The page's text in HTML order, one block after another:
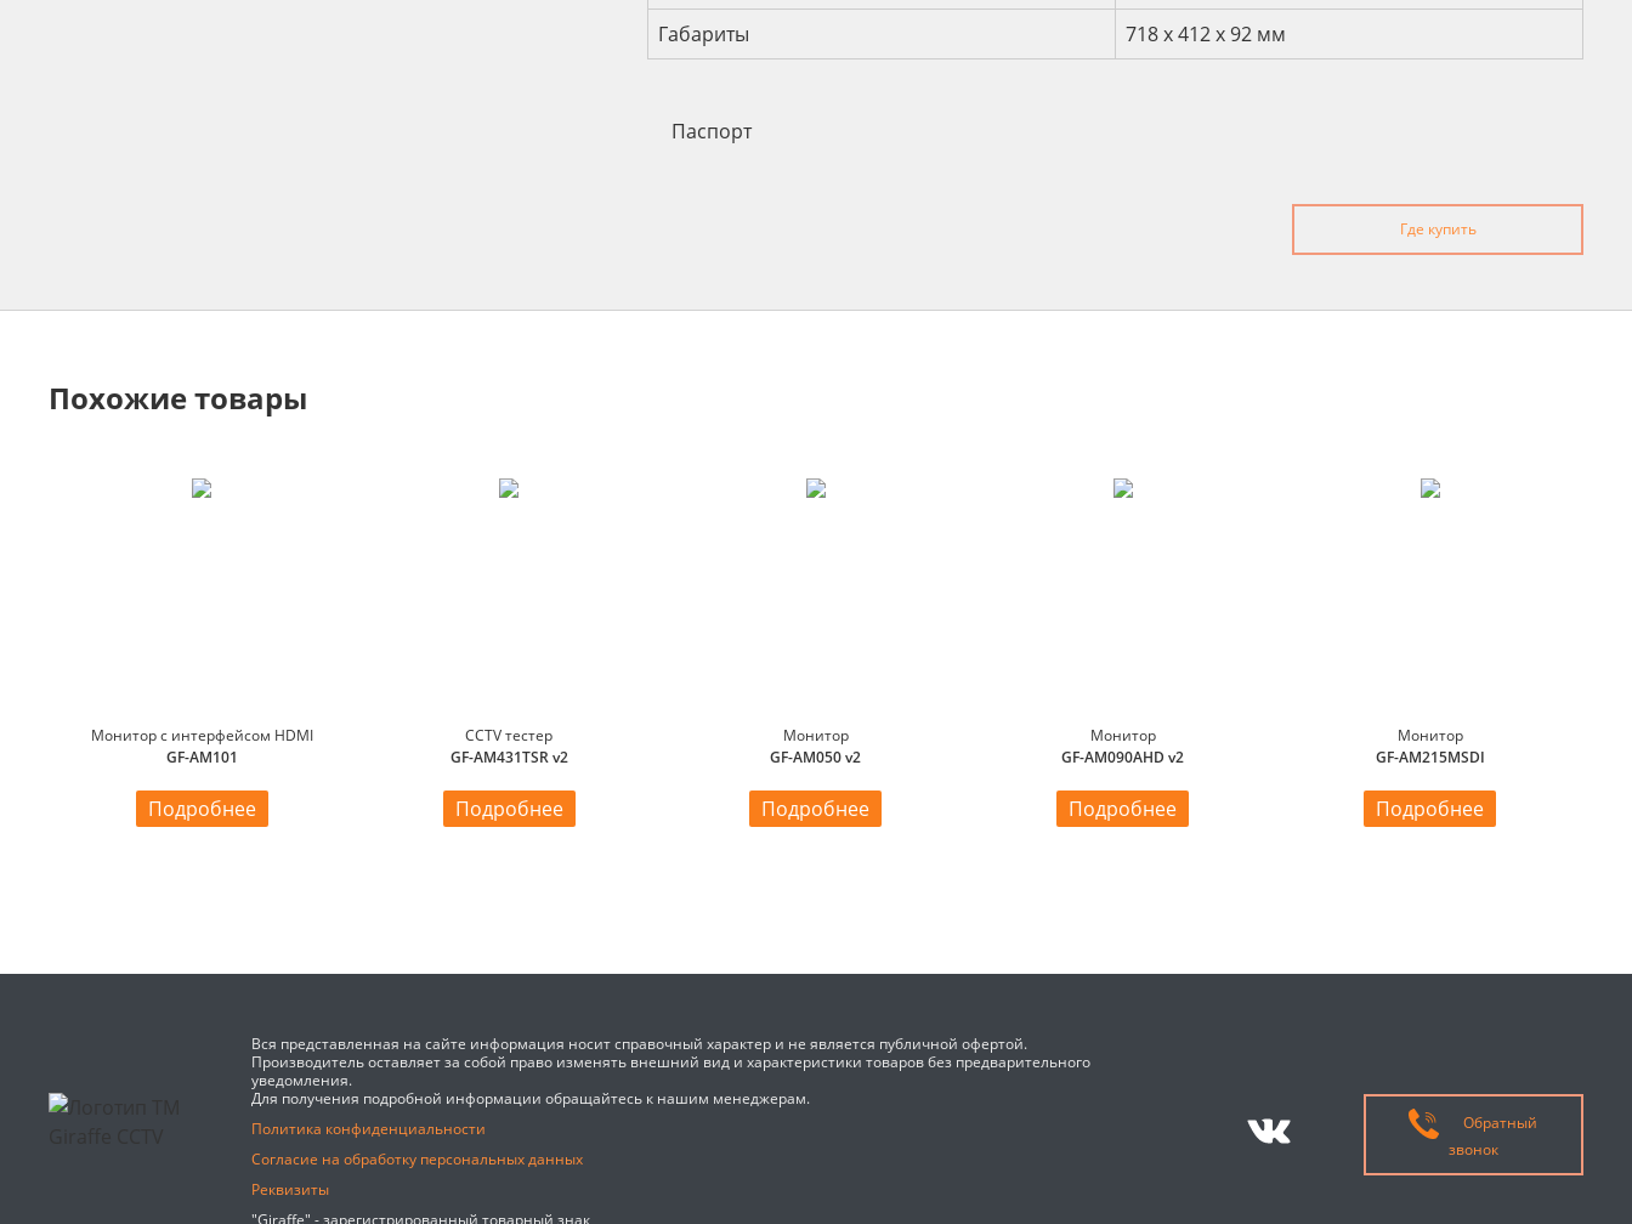
Габариты
718 х 412 х 92 мм
Паспорт
Где купить
Похожие товары
Монитор с интерфейсом HDMI
GF-AM101
Подробнее
CCTV тестер
GF-AM431TSR v2
Подробнее
Монитор
GF-AM050 v2
Подробнее
Монитор
GF-AM090AHD v2
Подробнее
Монитор
GF-AM215MSDI
Подробнее
Вся представленная на сайте информация носит справочный характер и не является публичной офертой.
Производитель оставляет за собой право изменять внешний вид и характеристики товаров без предварительного
уведомления.
Для получения подробной информации обращайтесь к нашим менеджерам.
Политика конфиденциальности
Согласие на обработку персональных данных
Реквизиты
"Giraffe" - зарегистрированный товарный знак
Обратный
звонок